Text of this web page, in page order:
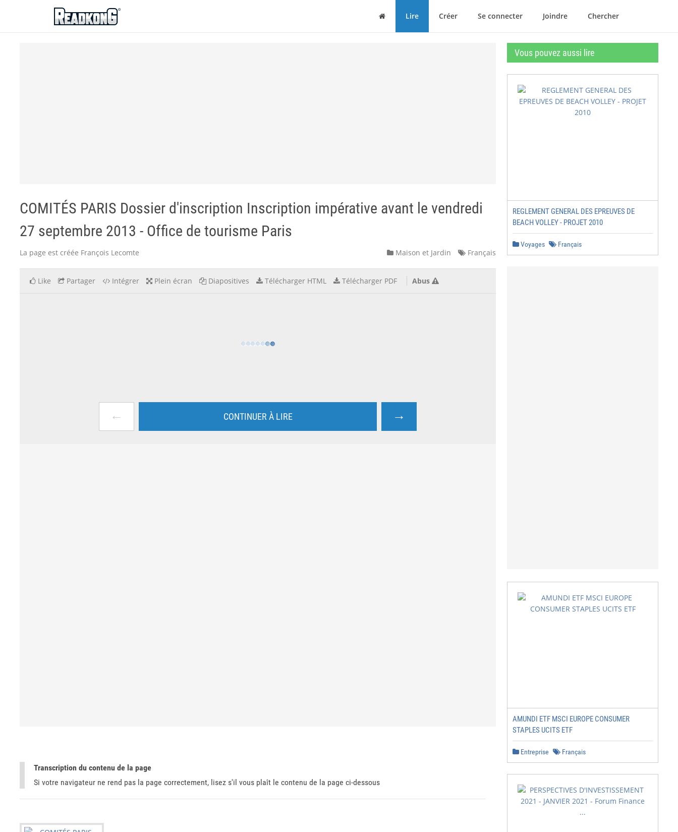
ReadkonG
MaisonLire Créer Se connecter Joindre Chercher
COMITÉS PARIS Dossier d'inscription Inscription impérative avant le vendredi
27 septembre 2013 - Office de tourisme Paris
La page est créée François Lecomte Maison et Jardin Français
Like Partager Intégrer Plein écran Diapositives Télécharger HTML Télécharger PDF Abus
← CONTINUER À LIRE →
Transcription du contenu de la page
Si votre navigateur ne rend pas la page correctement, lisez s'il vous plaît le contenu de la page ci-dessous
Vous pouvez aussi lire
REGLEMENT GENERAL DES EPREUVES DE
BEACH VOLLEY - PROJET 2010
Voyages Français
AMUNDI ETF MSCI EUROPE CONSUMER
STAPLES UCITS ETF
Entreprise Français